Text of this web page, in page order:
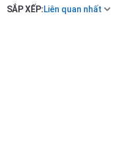
SẮP XẾP:Liên quan nhất